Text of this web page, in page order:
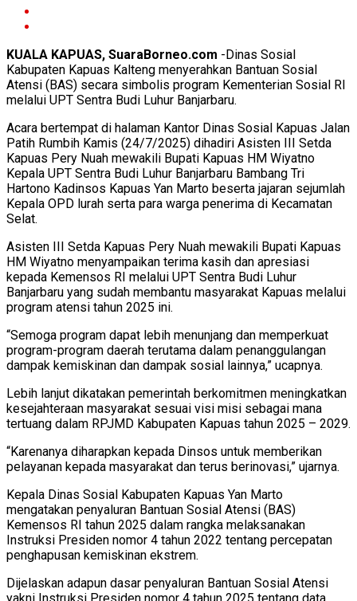
KUALA KAPUAS, SuaraBorneo.com -Dinas Sosial
Kabupaten Kapuas Kalteng menyerahkan Bantuan Sosial
Atensi (BAS) secara simbolis program Kementerian Sosial RI
melalui UPT Sentra Budi Luhur Banjarbaru.
Acara bertempat di halaman Kantor Dinas Sosial Kapuas Jalan
Patih Rumbih Kamis (24/7/2025) dihadiri Asisten III Setda
Kapuas Pery Nuah mewakili Bupati Kapuas HM Wiyatno
Kepala UPT Sentra Budi Luhur Banjarbaru Bambang Tri
Hartono Kadinsos Kapuas Yan Marto beserta jajaran sejumlah
Kepala OPD lurah serta para warga penerima di Kecamatan
Selat.
Asisten III Setda Kapuas Pery Nuah mewakili Bupati Kapuas
HM Wiyatno menyampaikan terima kasih dan apresiasi
kepada Kemensos RI melalui UPT Sentra Budi Luhur
Banjarbaru yang sudah membantu masyarakat Kapuas melalui
program atensi tahun 2025 ini.
“Semoga program dapat lebih menunjang dan memperkuat
program-program daerah terutama dalam penanggulangan
dampak kemiskinan dan dampak sosial lainnya,” ucapnya.
Lebih lanjut dikatakan pemerintah berkomitmen meningkatkan
kesejahteraan masyarakat sesuai visi misi sebagai mana
tertuang dalam RPJMD Kabupaten Kapuas tahun 2025 – 2029.
“Karenanya diharapkan kepada Dinsos untuk memberikan
pelayanan kepada masyarakat dan terus berinovasi,” ujarnya.
Kepala Dinas Sosial Kabupaten Kapuas Yan Marto
mengatakan penyaluran Bantuan Sosial Atensi (BAS)
Kemensos RI tahun 2025 dalam rangka melaksanakan
Instruksi Presiden nomor 4 tahun 2022 tentang percepatan
penghapusan kemiskinan ekstrem.
Dijelaskan adapun dasar penyaluran Bantuan Sosial Atensi